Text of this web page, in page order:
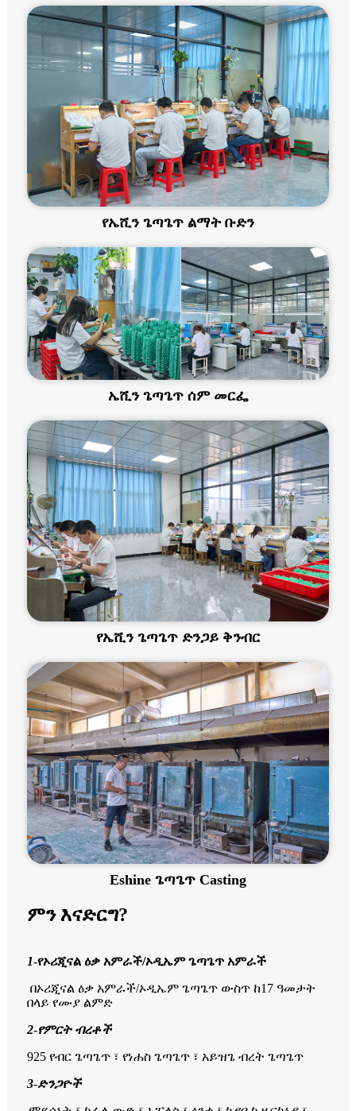
የኤሺን ጌጣጌጥ ልማት ቡድን
ኤሺን ጌጣጌጥ ሰም መርፌ
የኤሺን ጌጣጌጥ ድንጋይ ቅንብር
Eshine ጌጣጌጥ Casting
ምን እናድርግ?
1-የኦሪጂናል ዕቃ አምራች/ኦዲኤም ጌጣጌጥ አምራች
በኦሪጂናል ዕቃ አምራች/ኦዲኤም ጌጣጌጥ ውስጥ ከ17 ዓመታት
በላይ የሙያ ልምድ
2-የምርት ብረቶች
925 የብር ጌጣጌጥ ፣ የነሐስ ጌጣጌጥ ፣ አይዝጌ ብረት ጌጣጌጥ
3-ድንጋዮች